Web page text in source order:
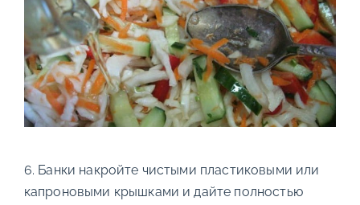
6. Банки накройте чистыми пластиковыми или
капроновыми крышками и дайте полностью